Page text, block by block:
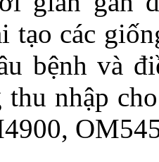
tạo các
bệnh và
nhập